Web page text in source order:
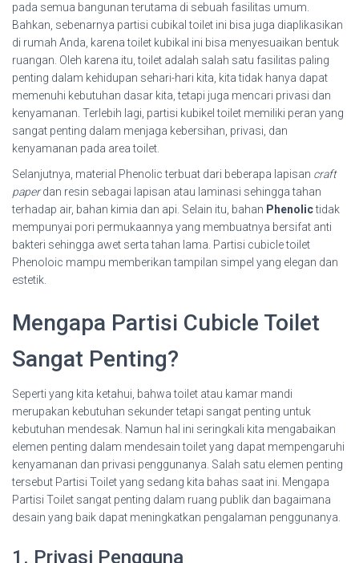
pada semua bangunan terutama di sebuah fasilitas umum.
Bahkan, sebenarnya partisi cubikal toilet ini bisa juga diaplikasikan
di rumah Anda, karena toilet kubikal ini bisa menyesuaikan bentuk
ruangan. Oleh karena itu, toilet adalah salah satu fasilitas paling
penting dalam kehidupan sehari-hari kita, kita tidak hanya dapat
memenuhi kebutuhan dasar kita, tetapi juga mencari privasi dan
kenyamanan. Terlebih lagi, partisi kubikel toilet memiliki peran yang
sangat penting dalam menjaga kebersihan, privasi, dan
kenyamanan pada area toilet.
Selanjutnya, material Phenolic terbuat dari beberapa lapisan craft
paperdan resin sebagai lapisan atau laminasi sehingga tahan
terhadap air, bahan kimia dan api. Selain itu, bahan Phenolictidak
mempunyai pori permukaannya yang membuatnya bersifat anti
bakteri sehingga awet serta tahan lama. Partisi cubicle toilet
Phenoloic mampu memberikan tampilan simpel yang elegan dan
estetik.
Mengapa Partisi Cubicle Toilet
Sangat Penting?
Seperti yang kita ketahui, bahwa toilet atau kamar mandi
merupakan kebutuhan sekunder tetapi sangat penting untuk
kebutuhan mendesak. Namun hal ini seringkali kita mengabaikan
elemen penting dalam mendesain toilet yang dapat mempengaruhi
kenyamanan dan privasi penggunanya. Salah satu elemen penting
tersebut Partisi Toilet yang sedang kita bahas saat ini. Mengapa
Partisi Toilet sangat penting dalam ruang publik dan bagaimana
desain yang baik dapat meningkatkan pengalaman penggunanya.
1. Privasi Pengguna